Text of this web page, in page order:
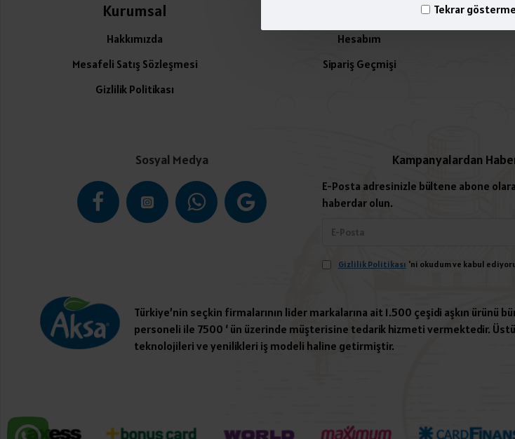
Tekrar
Kurumsal
Hakkımızda
Mesafeli Satış Sözleşmesi
Gizlilik Politikası
Hesabım
Sipariş Geçmişi
Sosyal Medya Kampanyalardan
E-Posta adresinizle bültene abone
haberdar olun.
Gizlilik Politikası 'ni okudum ve kabul
Türkiye’nin seçkin firmalarının lider markalarına ait 1.500 çeşidi aşkın ürünü
personeli ile 7500 ‘ ün üzerinde müşterisine tedarik hizmeti vermektedir.
teknolojileri ve yenilikleri iş modeli haline getirmiştir.